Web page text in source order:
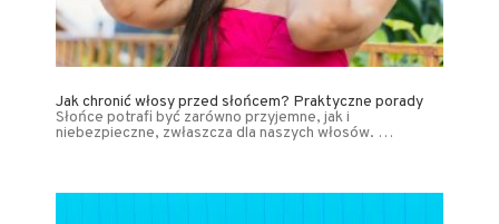
Jak chronić włosy przed słońcem? Praktyczne porady
Słońce potrafi być zarówno przyjemne, jak i
niebezpieczne, zwłaszcza dla naszych włosów. …